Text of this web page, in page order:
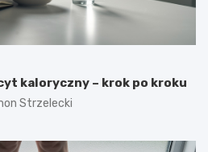
kaloryczny – krok po kroku
Strzelecki